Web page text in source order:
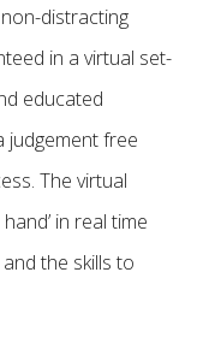
distracting
in a virtual set-
educated
judgement free
The virtual
in real time
the skills to